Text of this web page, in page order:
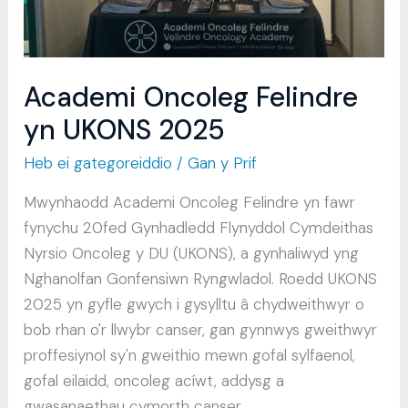
Academi Oncoleg Felindre
yn UKONS 2025
Heb ei gategoreiddio / Gany Prif
Mwynhaodd Academi Oncoleg Felindre yn fawr
fynychu 20fed Gynhadledd Flynyddol Cymdeithas
Nyrsio Oncoleg y DU (UKONS), a gynhaliwyd yng
Nghanolfan Gonfensiwn Ryngwladol. Roedd UKONS
2025 yn gyfle gwych i gysylltu â chydweithwyr o
bob rhan o'r llwybr canser, gan gynnwys gweithwyr
proffesiynol sy'n gweithio mewn gofal sylfaenol,
gofal eilaidd, oncoleg acíwt, addysg a